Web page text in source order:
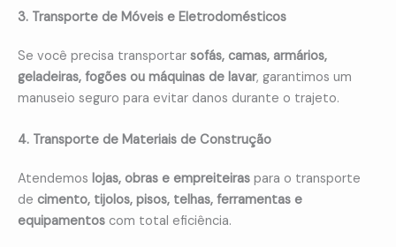
3. Transporte de Móveis e Eletrodomésticos
Se você precisa transportar sofás, camas, armários,
geladeiras, fogões ou máquinas de lavar, garantimos um
manuseio seguro para evitar danos durante o trajeto.
4. Transporte de Materiais de Construção
Atendemos lojas, obras e empreiteiras para o transporte
de cimento, tijolos, pisos, telhas, ferramentas e
equipamentos com total eficiência.